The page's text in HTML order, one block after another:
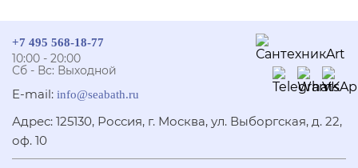
+7 495 568-18-77
E-mail: info@seabath.ru
Адрес: 125130, Россия, г. Москва, ул. Выборгская, д. 22,
оф. 10
10:00 - 20:00
Сб - Вс: Выходной